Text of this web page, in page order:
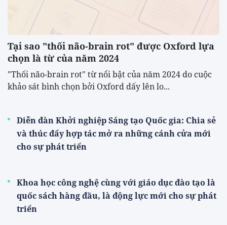
Tại sao "thối não-brain rot" được Oxford lựa
chọn là từ của năm 2024
"Thối não-brain rot" từ nổi bật của năm 2024 do cuộc
khảo sát bình chọn bởi Oxford dấy lên lo...
Diễn đàn Khởi nghiệp Sáng tạo Quốc gia: Chia sẻ
và thúc đẩy hợp tác mở ra những cánh cửa mới
cho sự phát triển
Khoa học công nghệ cùng với giáo dục đào tạo là
quốc sách hàng đầu, là động lực mới cho sự phát
triển